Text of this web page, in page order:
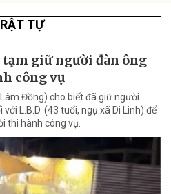
TỰ
giữ người đàn ông
công vụ
Đồng) cho biết đã giữ người
L.B.D. (43 tuổi, ngụ xã Di Linh) để
thi hành công vụ.